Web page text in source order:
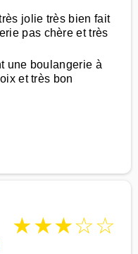
jolie très bien fait
pas chère et très
une boulangerie à
et très bon
★★★☆☆